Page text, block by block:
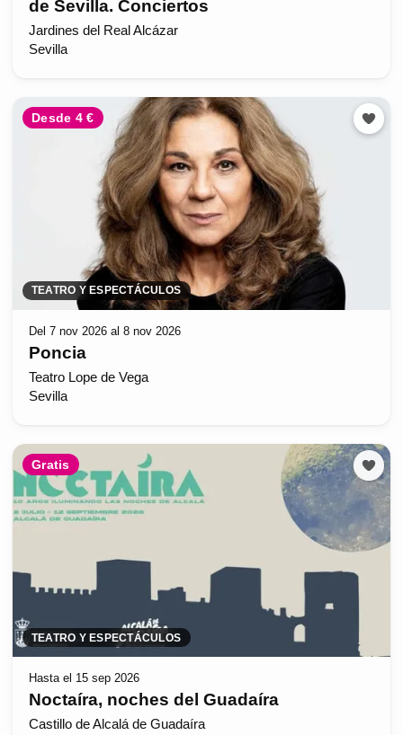
de Sevilla. Conciertos
Jardines del Real Alcázar
Sevilla
Desde 4 €
TEATRO Y ESPECTÁCULOS
Del 7 nov 2026 al 8 nov 2026
Poncia
Teatro Lope de Vega
Sevilla
Gratis
TEATRO Y ESPECTÁCULOS
Hasta el 15 sep 2026
Noctaíra, noches del Guadaíra
Castillo de Alcalá de Guadaíra